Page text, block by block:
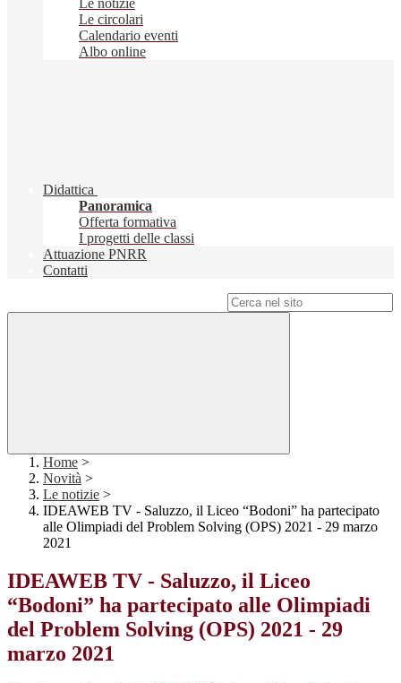
Le notizie
Le circolari
Calendario eventi
Albo online
Didattica
Panoramica
Offerta formativa
I progetti delle classi
Attuazione PNRR
Contatti
Home >
Novità >
Le notizie >
IDEAWEB TV - Saluzzo, il Liceo “Bodoni” ha partecipato
alle Olimpiadi del Problem Solving (OPS) 2021 - 29 marzo
2021
IDEAWEB TV - Saluzzo, il Liceo
“Bodoni” ha partecipato alle Olimpiadi
del Problem Solving (OPS) 2021 - 29
marzo 2021